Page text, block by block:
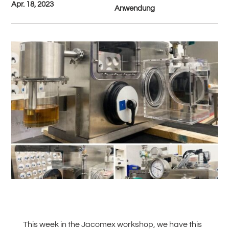
Apr. 18, 2023
Anwendung
# Zurück zu allen News
This week in the Jacomex workshop, we have this